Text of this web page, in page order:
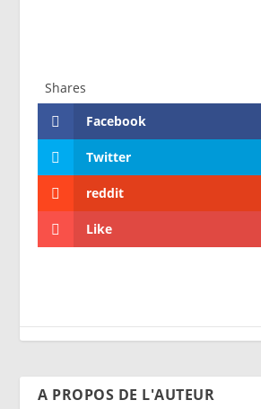
Shares
Facebook
Twitter
reddit
Like
A PROPOS DE L'AUTEUR